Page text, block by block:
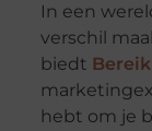
In een
verschil
biedt
hebt om je